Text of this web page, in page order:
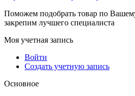
Поможем подобрать товар по
закрепим лучшего специалиста
Моя учетная запись
Войти
Создать учетную запись
Основное